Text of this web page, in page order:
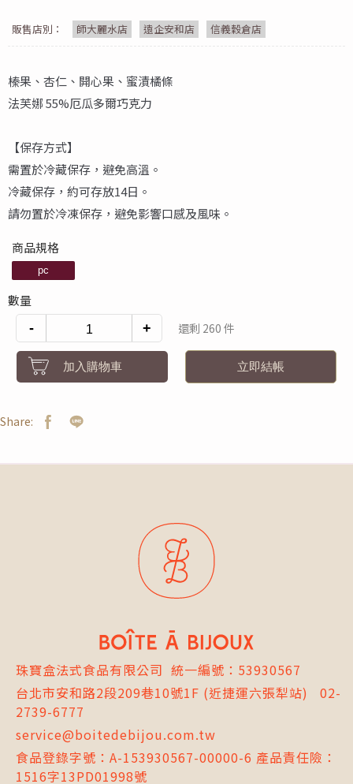
販售店別： 師大麗水店 遠企安和店 信義穀倉店
榛果、杏仁、開心果、蜜漬橘條
法芙娜 55%厄瓜多爾巧克力
【保存方式】
需置於冷藏保存，避免高溫。
冷藏保存，約可存放14日。
請勿置於冷凍保存，避免影響口感及風味。
商品規格
pc
數量
- + 還剩 260 件
加入購物車 立即結帳
Share:
珠寶盒法式食品有限公司 統一編號：53930567
台北市安和路2段209巷10號1F (近捷運六張犁站)
02-
2739-6777
service@boitedebijou.com.tw
食品登錄字號：A-153930567-00000-6 產品責任險：
1516字13PD01998號